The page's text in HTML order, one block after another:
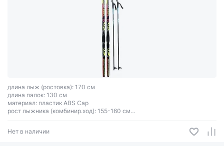
длина лыж (ростовка): 170 см
длина палок: 130 см
материал: пластик ABS Cap
рост лыжника (комбинир.ход): 155-160 см
цвет зависит от партии поставки
Нет в наличии